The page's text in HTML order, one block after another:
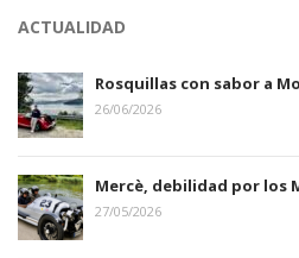
ACTUALIDAD
Rosquillas con sabor a
26/06/2026
Mercè, debilidad por los
27/05/2026